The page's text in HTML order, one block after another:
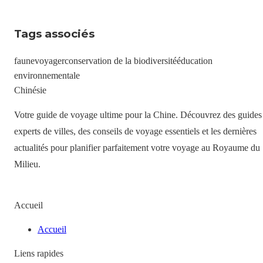
Tags associés
faunevoyagerconservation de la biodiversitééducation
environnementale
Chinésie
Votre guide de voyage ultime pour la Chine. Découvrez des guides
experts de villes, des conseils de voyage essentiels et les dernières
actualités pour planifier parfaitement votre voyage au Royaume du
Milieu.
Accueil
Accueil
Liens rapides